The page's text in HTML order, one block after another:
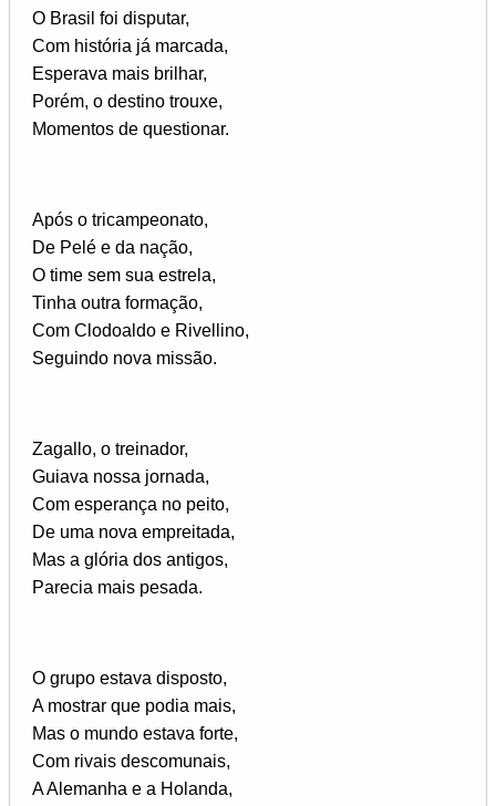
O Brasil foi disputar,
Com história já marcada,
Esperava mais brilhar,
Porém, o destino trouxe,
Momentos de questionar.
Após o tricampeonato,
De Pelé e da nação,
O time sem sua estrela,
Tinha outra formação,
Com Clodoaldo e Rivellino,
Seguindo nova missão.
Zagallo, o treinador,
Guiava nossa jornada,
Com esperança no peito,
De uma nova empreitada,
Mas a glória dos antigos,
Parecia mais pesada.
O grupo estava disposto,
A mostrar que podia mais,
Mas o mundo estava forte,
Com rivais descomunais,
A Alemanha e a Holanda,